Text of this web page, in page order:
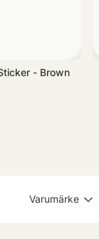
- Brown
Varumärke